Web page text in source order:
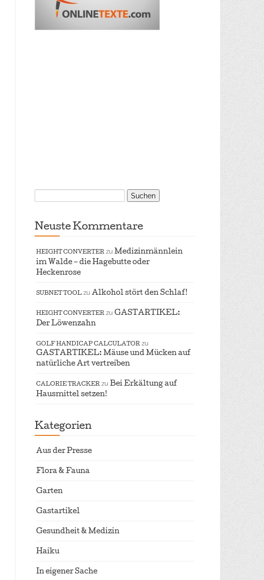
Suchen
nach:
Neuste Kommentare
HEIGHT CONVERTER zu Medizinmännlein
im Walde – die Hagebutte oder
Heckenrose
SUBNET TOOL zu Alkohol stört den Schlaf!
HEIGHT CONVERTER zu GASTARTIKEL:
Der Löwenzahn
GOLF HANDICAP CALCULATOR zu
GASTARTIKEL: Mäuse und Mücken auf
natürliche Art vertreiben
CALORIE TRACKER zu Bei Erkältung auf
Hausmittel setzen!
Kategorien
Aus der Presse
Flora & Fauna
Garten
Gastartikel
Gesundheit & Medizin
Haiku
In eigener Sache